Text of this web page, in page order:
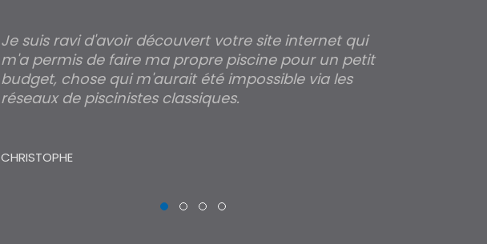
Je suis ravi d'avoir découvert votre site internet qui
m'a permis de faire ma propre piscine pour un petit
budget, chose qui m'aurait été impossible via les
réseaux de piscinistes classiques.
CHRISTOPHE